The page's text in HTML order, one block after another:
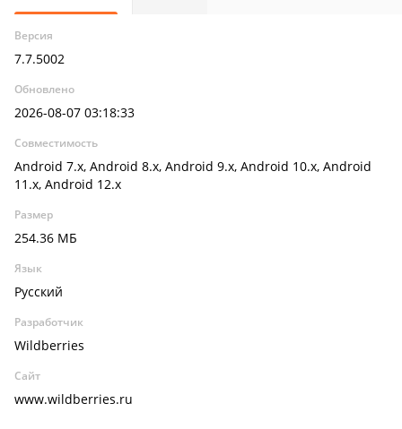
Версия
7.7.5002
Обновлено
2026-08-07 03:18:33
Совместимость
Android 7.x, Android 8.x, Android 9.x, Android 10.x, Android
11.x, Android 12.x
Размер
254.36 МБ
Язык
Русский
Разработчик
Wildberries
Сайт
www.wildberries.ru